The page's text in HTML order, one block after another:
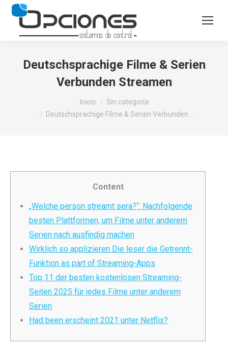
Deutschsprachige Filme & Serien
Verbunden Streamen
Inicio
Sin categoría
Deutschsprachige Filme & Serien Verbunden…
Content
„Welche person streamt sera?“: Nachfolgende
besten Plattformen, um Filme unter anderem
Serien nach ausfindig machen
Wirklich so applizieren Die leser die Getrennt-
Funktion as part of Streaming-Apps
Top 11 der besten kostenlosen Streaming-
Seiten 2025 für jedes Filme unter anderem
Serien
Had been erscheint 2021 unter Netflix?